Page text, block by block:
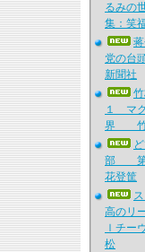
るみ
集：笑
党の
新聞社
１ マ
界 竹
部 第
花登筐
高のリ
ｌチー
松